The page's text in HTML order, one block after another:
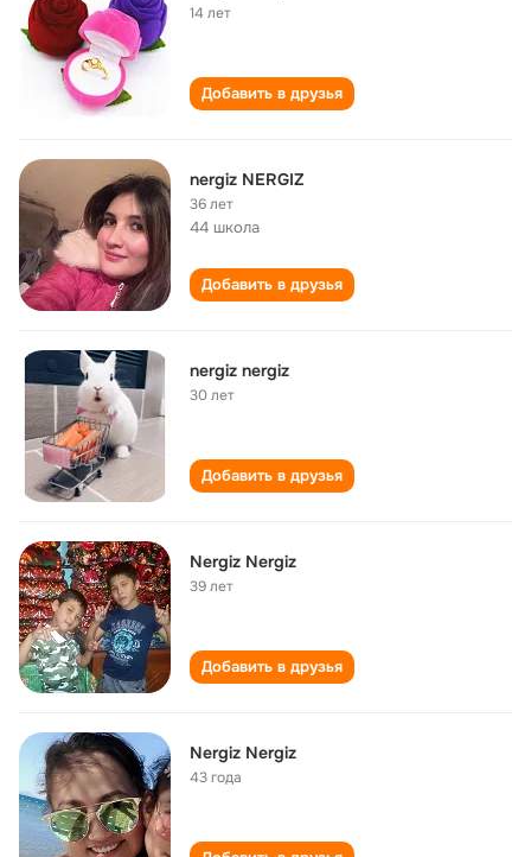
14 лет
Добавить в друзья
nergiz NERGIZ
36 лет
44 школа
Добавить в друзья
nergiz nergiz
30 лет
Добавить в друзья
Nergiz Nergiz
39 лет
Добавить в друзья
Nergiz Nergiz
43 года